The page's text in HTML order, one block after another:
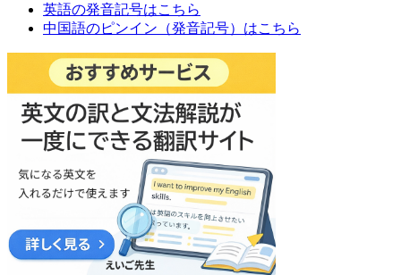
英語の発音記号はこちら
中国語のピンイン（発音記号）はこちら